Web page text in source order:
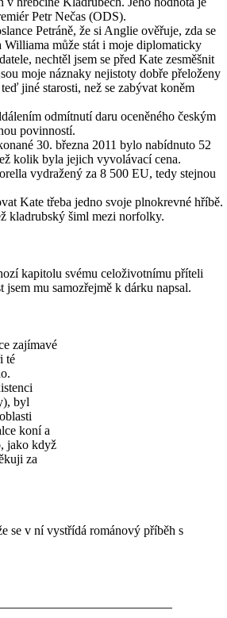
Petr Nečas (ODS).
Petráně, že si Anglie ověřuje, zda se
může stát i moje diplomaticky
nechtěl jsem se před Kate zesměšnit
moje náznaky nejistoty dobře přeloženy
jiné starosti, než se zabývat koněm
odmítnutí daru oceněného českým
povinností.
30. března 2011 bylo nabídnuto 52
kolik byla jejich vyvolávací cena.
vydražený za 8 500 EU, tedy stejnou
Kate třeba jedno svoje plnokrevné hříbě.
kladrubský šiml mezi norfolky.
kapitolu svému celoživotnímu příteli
mu samozřejmě k dárku napsal.
zajímavé
té
byl
koní a
jako když
za
se v ní vystřídá románový příběh s